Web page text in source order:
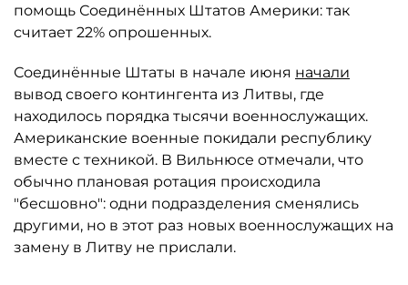
помощь Соединённых Штатов Америки: так
считает 22% опрошенных.
Соединённые Штаты в начале июня начали
вывод своего контингента из Литвы, где
находилось порядка тысячи военнослужащих.
Американские военные покидали республику
вместе с техникой. В Вильнюсе отмечали, что
обычно плановая ротация происходила
"бесшовно": одни подразделения сменялись
другими, но в этот раз новых военнослужащих на
замену в Литву не прислали.